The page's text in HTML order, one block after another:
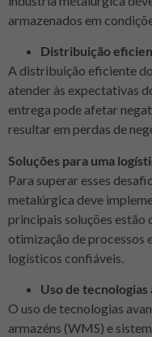
armazenados em
Distribuição
A distribuição eficiente
atender às expectativas
entrega pode afetar
resultar em perdas de
Soluções para uma
Para superar esses
metalúrgica deve
principais soluções estão
otimização de processos
logísticos confiáveis.
Uso de tecnologias
O uso de tecnologias
armazéns (WMS) e